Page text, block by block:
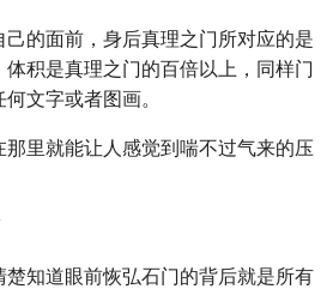
的面前，身后真理之门所对应的是
积是真理之门的百倍以上，同样门
文字或者图画。
里就能让人感觉到喘不过气来的压
知道眼前恢弘石门的背后就是所有